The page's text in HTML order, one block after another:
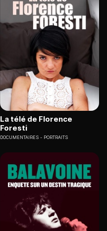
La télé de Florence
Foresti
DOCUMENTAIRES PORTRAITS